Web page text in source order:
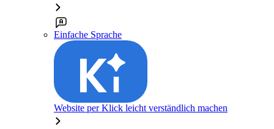
Einfache Sprache
Website per Klick leicht verständlich machen